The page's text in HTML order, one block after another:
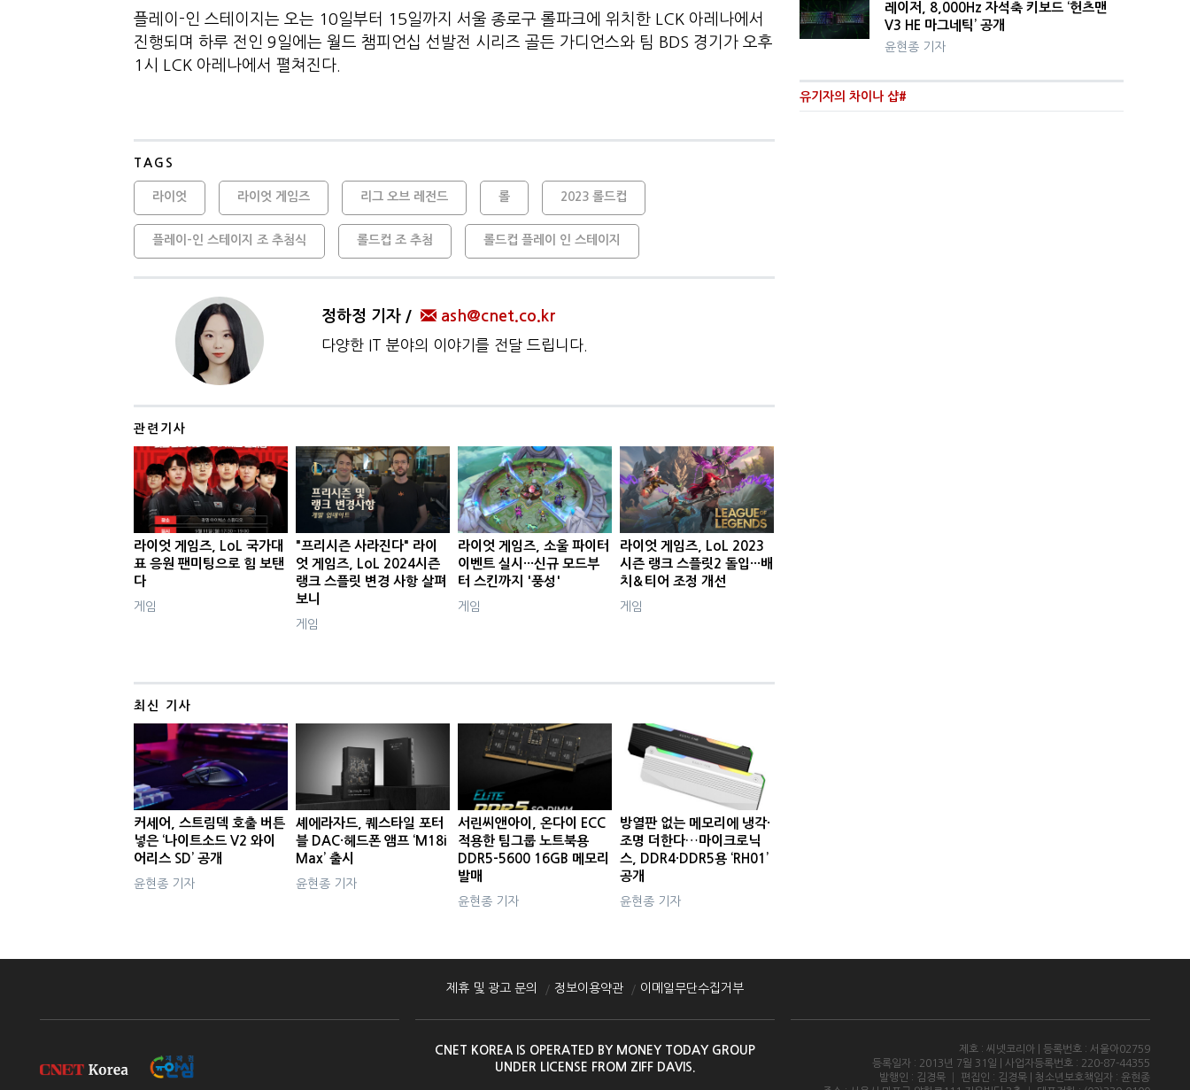
플레이-인 스테이지는 오는 10일부터 15일까지 서울 종로구 롤파크에 위치한 LCK 아레나에서
진행되며 하루 전인 9일에는 월드 챔피언십 선발전 시리즈 골든 가디언스와 팀 BDS 경기가 오후
1시 LCK 아레나에서 펼쳐진다.
TAGS
라이엇 라이엇 게임즈 리그 오브 레전드 롤 2023 롤드컵
플레이-인 스테이지 조 추첨식 롤드컵 조 추첨 롤드컵 플레이 인 스테이지
정하정 기자 ash@cnet.co.kr
다양한 IT 분야의 이야기를 전달 드립니다.
관련기사
라이엇 게임즈, LoL 국가대
표 응원 팬미팅으로 힘 보탠
다
게임
"프리시즌 사라진다" 라이
엇 게임즈, LoL 2024시즌
랭크 스플릿 변경 사항 살펴
보니
게임
라이엇 게임즈, 소울 파이터
이벤트 실시···신규 모드부
터 스킨까지 '풍성'
게임
라이엇 게임즈, LoL 2023
시즌 랭크 스플릿2 돌입···배
치＆티어 조정 개선
게임
최신 기사
커세어, 스트림덱 호출 버튼
넣은 ‘나이트소드 V2 와이
어리스 SD’ 공개
윤현종 기자
셰에라자드, 퀘스타일 포터
블 DAC·헤드폰 앰프 ‘M18i
Max’ 출시
윤현종 기자
서린씨앤아이, 온다이 ECC
적용한 팀그룹 노트북용
DDR5-5600 16GB 메모리
발매
윤현종 기자
방열판 없는 메모리에 냉각·
조명 더한다…마이크로닉
스, DDR4·DDR5용 ‘RH01’
공개
윤현종 기자
레이저, 8,000Hz 자석축 키보드 ‘헌츠맨
V3 HE 마그네틱’ 공개
윤현종 기자
유기자의 차이나 샵#
제휴 및 광고 문의 정보이용약관 이메일무단수집거부
CNET KOREA IS OPERATED BY MONEY TODAY GROUP
UNDER LICENSE FROM ZIFF DAVIS.
제호 : 씨넷코리아 | 등록번호 : 서울아02759
등록일자 : 2013년 7월 31일 | 사업자등록번호 : 220-87-44355
발행인 : 김경묵 │ 편집인 : 김경묵 | 청소년보호책임자 : 윤현종